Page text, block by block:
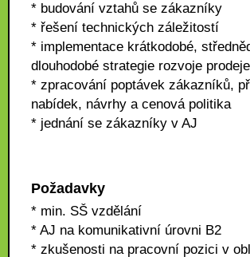
* budování vztahů se zákazníky
* řešení technických záležitostí
* implementace krátkodobé,
dlouhodobé strategie rozvoje prodeje
* zpracování poptávek zákazníků,
nabídek, návrhy a cenová politika
* jednání se zákazníky v AJ
Požadavky
* min. SŠ vzdělání
* AJ na komunikativní úrovni B2
* zkušenosti na pracovní pozici v